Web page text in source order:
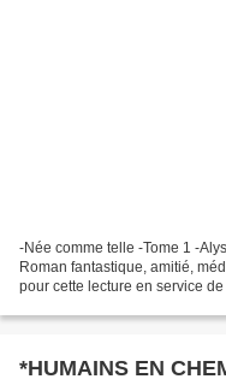
-Née comme telle -Tome 1 -
Roman fantastique, amitié,
pour cette lecture en service
*HUMAINS EN